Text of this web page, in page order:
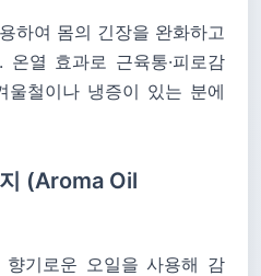
하여 몸의 긴장을 완화하고
열 효과로 근육통·피로감
울철이나 냉증이 있는 분에
(Aroma Oil
향기로운 오일을 사용해 감